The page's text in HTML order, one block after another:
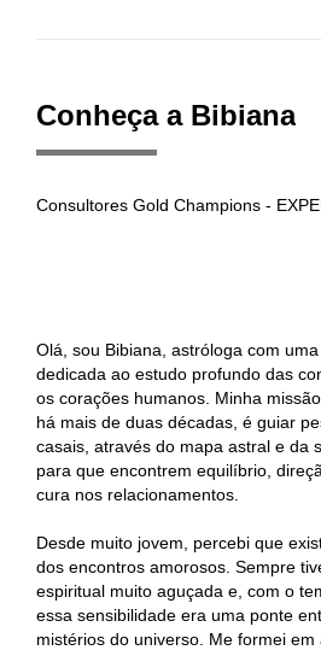
Conheça a Bibiana
Consultores Gold Champions -
Olá, sou Bibiana, astróloga com
dedicada ao estudo profundo das
os corações humanos. Minha
há mais de duas décadas, é guiar
casais, através do mapa astral e da
para que encontrem equilíbrio,
cura nos relacionamentos.
Desde muito jovem, percebi que
dos encontros amorosos. Sempre
espiritual muito aguçada e, com o
essa sensibilidade era uma ponte
mistérios do universo. Me formei em